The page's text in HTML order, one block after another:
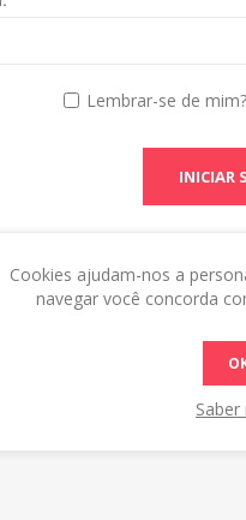
Lembrar-se de mim?
INICIAR
the admin site.
Cookies ajudam-nos a
navegar você concorda
Saber